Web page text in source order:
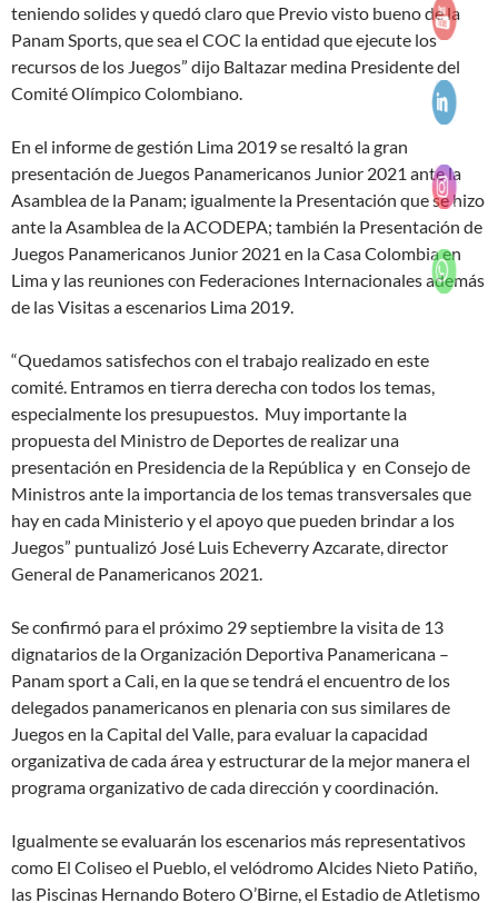
teniendo solides y quedó claro que Previo visto bueno de la
Panam Sports, que sea el COC la entidad que ejecute los
recursos de los Juegos” dijo Baltazar medina Presidente del
Comité Olímpico Colombiano.
En el informe de gestión Lima 2019 se resaltó la gran
presentación de Juegos Panamericanos Junior 2021 ante la
Asamblea de la Panam; igualmente la Presentación que se hizo
ante la Asamblea de la ACODEPA; también la Presentación de
Juegos Panamericanos Junior 2021 en la Casa Colombia en
Lima y las reuniones con Federaciones Internacionales además
de las Visitas a escenarios Lima 2019.
“Quedamos satisfechos con el trabajo realizado en este
comité. Entramos en tierra derecha con todos los temas,
especialmente los presupuestos. Muy importante la
propuesta del Ministro de Deportes de realizar una
presentación en Presidencia de la República y en Consejo de
Ministros ante la importancia de los temas transversales que
hay en cada Ministerio y el apoyo que pueden brindar a los
Juegos” puntualizó José Luis Echeverry Azcarate, director
General de Panamericanos 2021.
Se confirmó para el próximo 29 septiembre la visita de 13
dignatarios de la Organización Deportiva Panamericana –
Panam sport a Cali, en la que se tendrá el encuentro de los
delegados panamericanos en plenaria con sus similares de
Juegos en la Capital del Valle, para evaluar la capacidad
organizativa de cada área y estructurar de la mejor manera el
programa organizativo de cada dirección y coordinación.
Igualmente se evaluarán los escenarios más representativos
como El Coliseo el Pueblo, el velódromo Alcides Nieto Patiño,
las Piscinas Hernando Botero O’Birne, el Estadio de Atletismo